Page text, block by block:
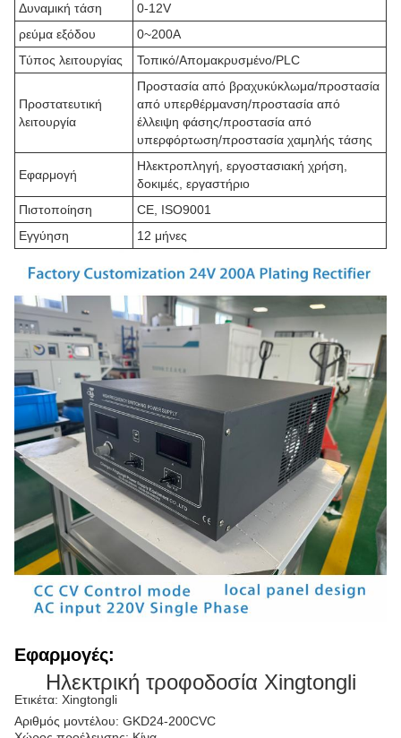
Δυναμική τάση
0-12V
ρεύμα εξόδου
0~200A
Τύπος λειτουργίας
Τοπικό/Απομακρυσμένο/PLC
Προστατευτική
λειτουργία
Προστασία από βραχυκύκλωμα/προστασία
από υπερθέρμανση/προστασία από
έλλειψη φάσης/προστασία από
υπερφόρτωση/προστασία χαμηλής τάσης
Εφαρμογή
Ηλεκτροπληγή, εργοστασιακή χρήση,
δοκιμές, εργαστήριο
Πιστοποίηση
CE, ISO9001
Εγγύηση
12 μήνες
Εφαρμογές:
Ηλεκτρική τροφοδοσία Xingtongli
Ετικέτα: Xingtongli
Αριθμός μοντέλου: GKD24-200CVC